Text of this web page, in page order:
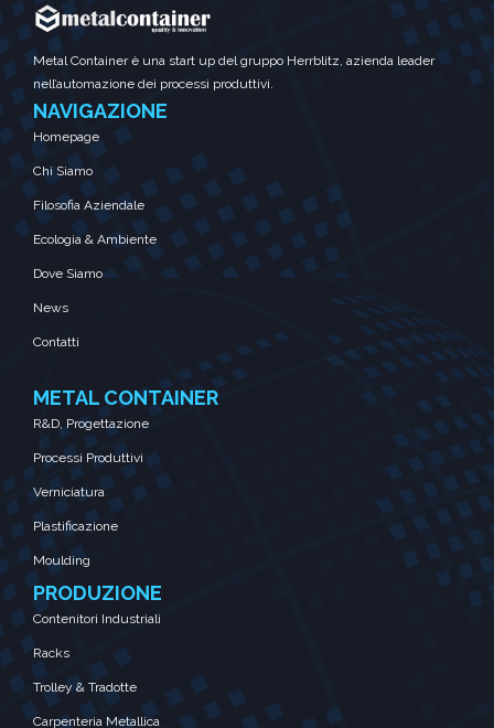
Metal Container è una start up del gruppo Herrblitz, azienda leader
nell’automazione dei processi produttivi.
NAVIGAZIONE
Homepage
Chi Siamo
Filosofia Aziendale
Ecologia & Ambiente
Dove Siamo
News
Contatti
METAL CONTAINER
R&D, Progettazione
Processi Produttivi
Verniciatura
Plastificazione
Moulding
PRODUZIONE
Contenitori Industriali
Racks
Trolley & Tradotte
Carpenteria Metallica